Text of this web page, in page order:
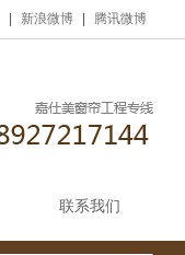
新浪微博 腾讯微博
联系我们